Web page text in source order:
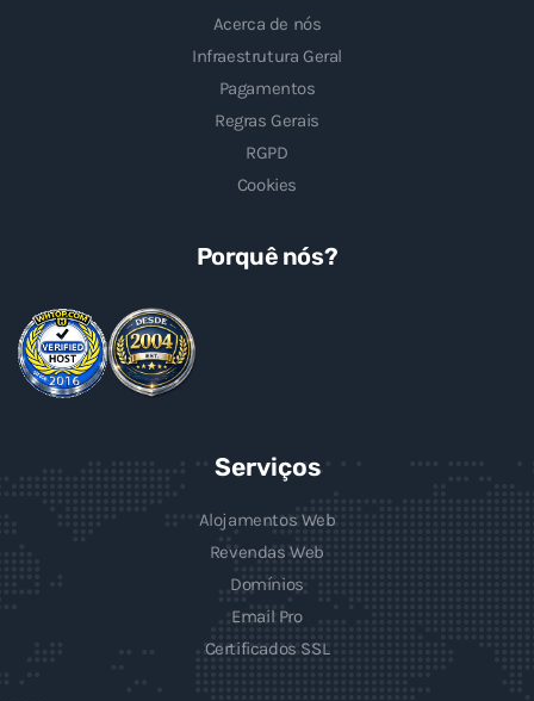
Acerca de nós
Infraestrutura Geral
Pagamentos
Regras Gerais
RGPD
Cookies
Porquê nós?
Serviços
Alojamentos Web
Revendas Web
Domínios
Email Pro
Certificados SSL